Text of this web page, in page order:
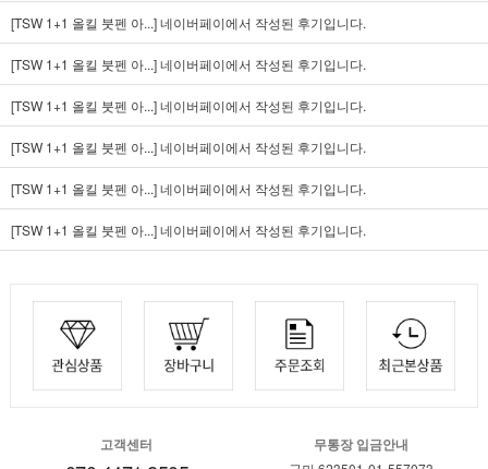
[TSW 1+1 올킬 붓펜 아...]네이버페이에서 작성된 후기입니다.
[TSW 1+1 올킬 붓펜 아...]네이버페이에서 작성된 후기입니다.
[TSW 1+1 올킬 붓펜 아...]네이버페이에서 작성된 후기입니다.
[TSW 1+1 올킬 붓펜 아...]네이버페이에서 작성된 후기입니다.
[TSW 1+1 올킬 붓펜 아...]네이버페이에서 작성된 후기입니다.
[TSW 1+1 올킬 붓펜 아...]네이버페이에서 작성된 후기입니다.
고객센터 무통장 입금안내